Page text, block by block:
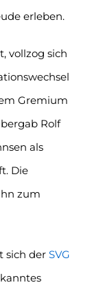
erleben.
vollzog sich
Gremium
Rolf
als
Die
zum
sich der SVG